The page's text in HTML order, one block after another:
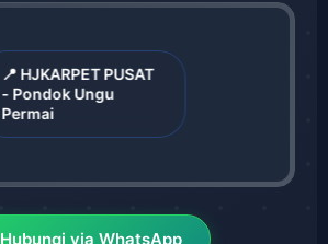
📍 HJKARPET PUSAT
- Pondok Ungu
Permai
Hubungi via WhatsApp